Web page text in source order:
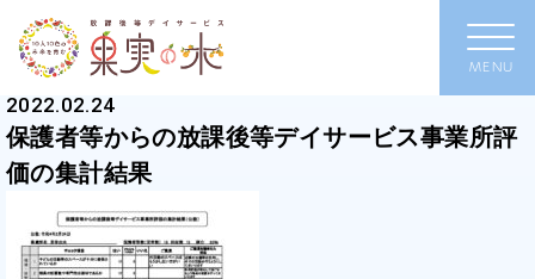
2022.02.24
保護者等からの放課後等デイサービス事業所評
価の集計結果